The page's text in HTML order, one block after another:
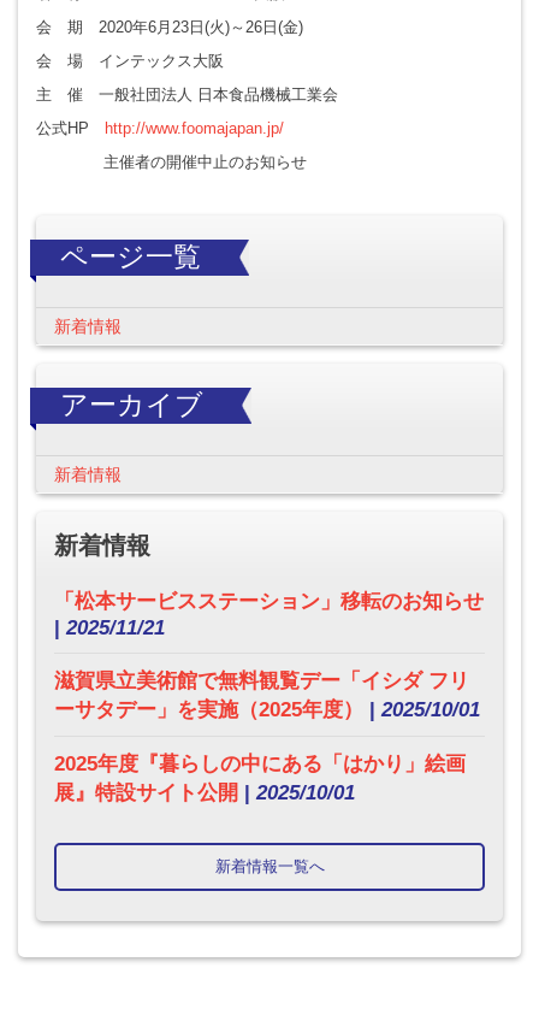
会 期 2020年6月23日(火)～26日(金)
会 場 インテックス大阪
主 催 一般社団法人 日本食品機械工業会
公式HP
http://www.foomajapan.jp/
主催者の開催中止のお知らせ
ページ一覧
新着情報
アーカイブ
新着情報
新着情報
「松本サービスステーション」移転のお知らせ
|2025/11/21
滋賀県立美術館で無料観覧デー「イシダ フリ
ーサタデー」を実施（2025年度）
|2025/10/01
2025年度『暮らしの中にある「はかり」絵画
展』特設サイト公開 |2025/10/01
新着情報一覧へ